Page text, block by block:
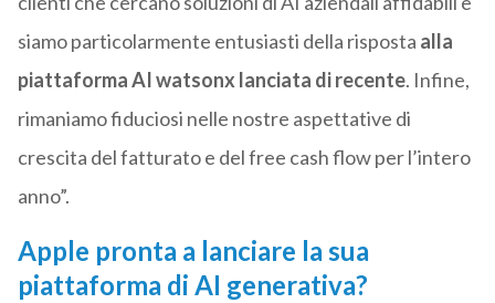
siamo particolarmente entusiasti della risposta alla
piattaforma AI watsonx lanciata di recente. Infine,
rimaniamo fiduciosi nelle nostre aspettative di
crescita del fatturato e del free cash flow per l’intero
anno”.
Apple pronta a lanciare la sua
piattaforma di AI generativa?